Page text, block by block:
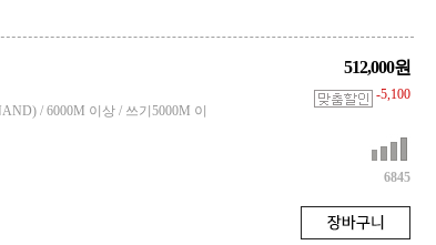
/ 6000M 이상 / 쓰기5000M 이
512,000원
-5,100
6845